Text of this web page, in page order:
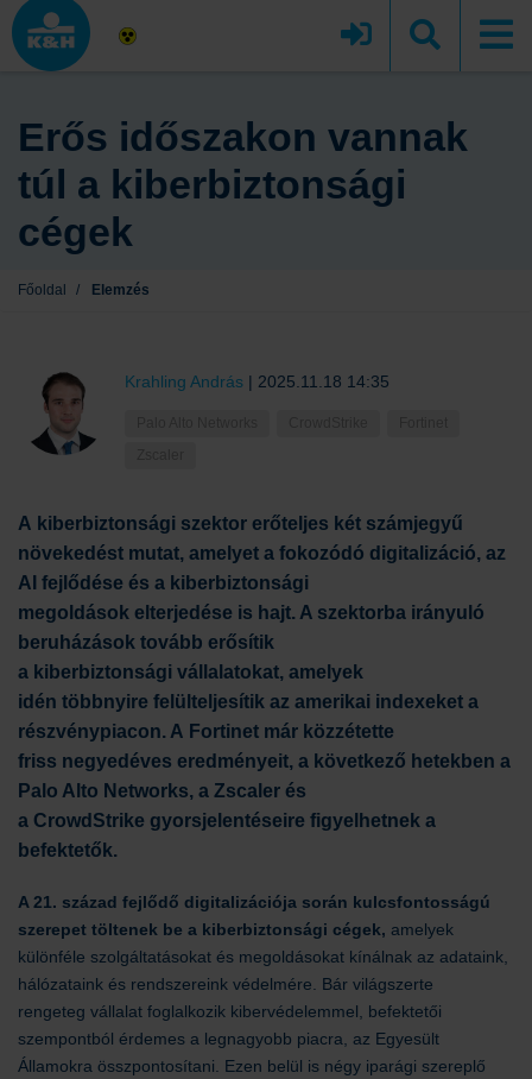
Erős időszakon vannak
túl a kiberbiztonsági
cégek
Főoldal / Elemzés
Krahling András | 2025.11.18 14:35
A kiberbiztonsági szektor erőteljes két számjegyű
növekedést mutat, amelyet a fokozódó digitalizáció, az
AI fejlődése és a kiberbiztonsági
megoldások elterjedése is hajt. A szektorba irányuló
beruházások tovább erősítik
a kiberbiztonsági vállalatokat, amelyek
idén többnyire felülteljesítik az amerikai indexeket a
részvénypiacon. A Fortinet már közzétette
friss negyedéves eredményeit, a következő hetekben a
Palo Alto Networks, a Zscaler és
a CrowdStrike gyorsjelentéseire figyel hetnek a
befektetők.
A 21. század fejlődő digitalizációja során kulcsfontosságú
szerepet töltenek be a kiberbiztonsági cégek, amelyek
különféle szolgáltatásokat és megoldásokat kínálnak az adataink,
hálózataink és rendszereink védelmére. Bár világszerte
rengeteg vállalat foglalkozik kibervédelemmel,
befektetői
szempontból érdemes a legnagyobb piacra, az Egyesült
Államokra összpontosítani. Ezen belül is négy iparági szereplő